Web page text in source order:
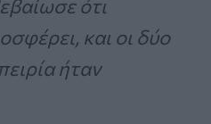
ότι
και οι δύο
ήταν